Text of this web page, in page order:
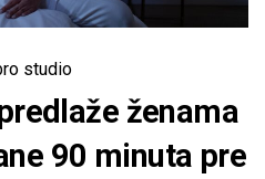
studio
ženama
90 minuta pre